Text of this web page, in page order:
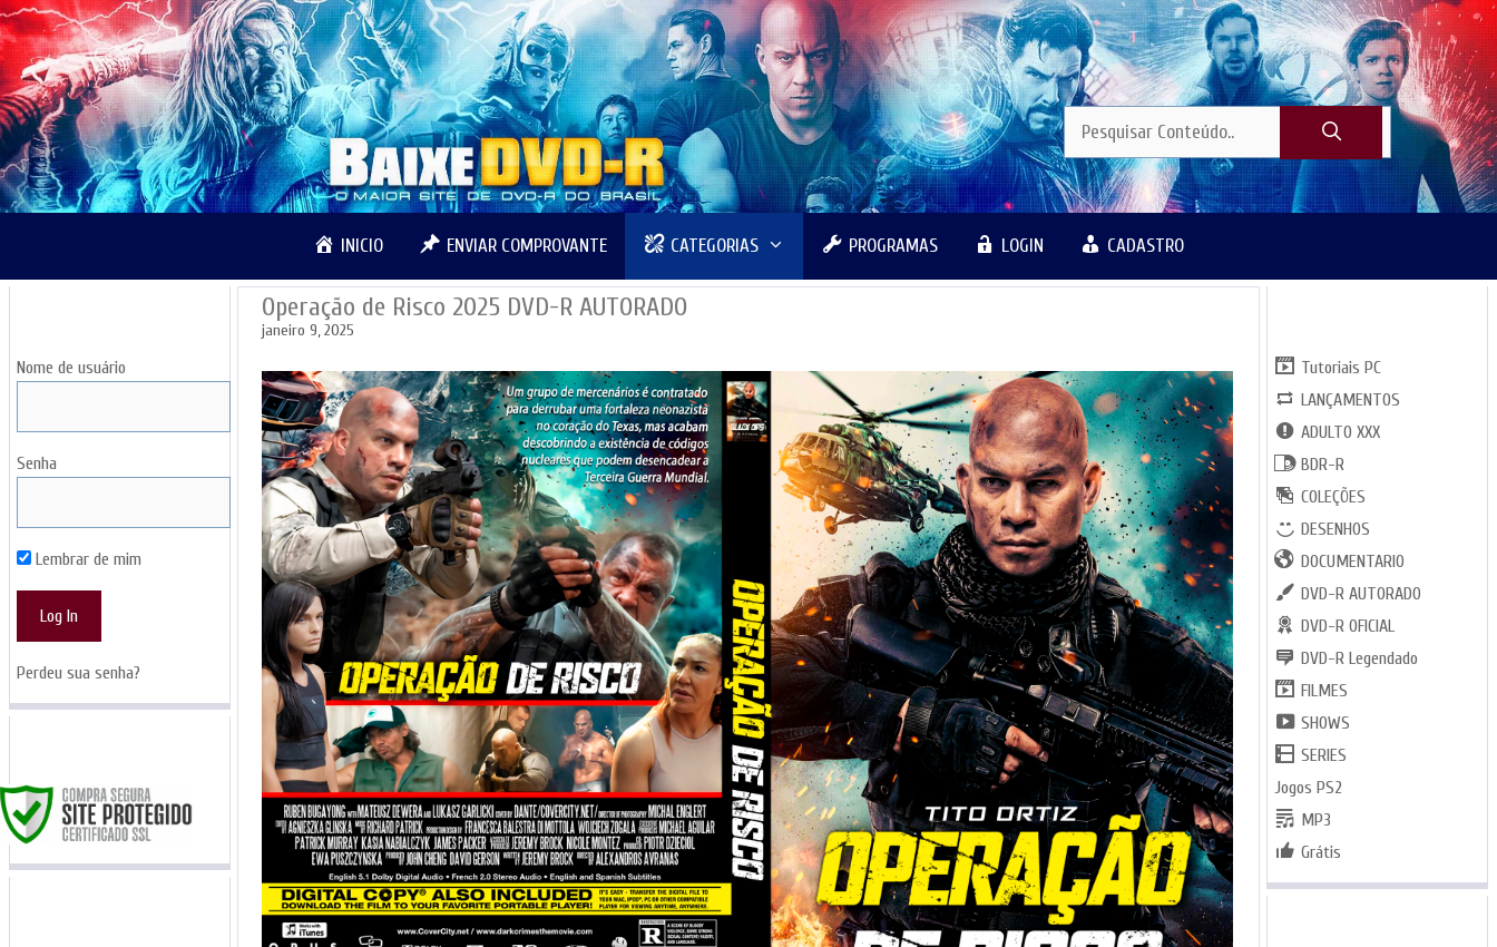
Pular
para
o
conteúdo
INICIO ENVIAR COMPROVANTE CATEGORIAS PROGRAMAS LOGIN CADASTRO
Operação de Risco 2025 DVD-R AUTORADO
janeiro 9, 2025
Nome de usuário
Senha
Lembrar de mim
Perdeu sua senha?
Tutoriais PC
LANÇAMENTOS
ADULTO XXX
BDR-R
COLEÇÕES
DESENHOS
DOCUMENTARIO
DVD-R AUTORADO
DVD-R OFICIAL
DVD-R Legendado
FILMES
SHOWS
SERIES
Jogos PS2
MP3
Grátis